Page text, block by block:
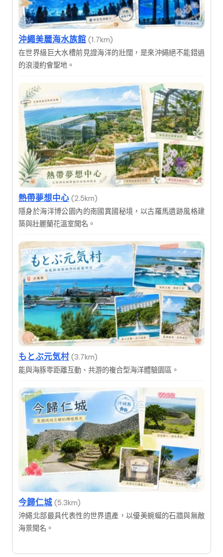
沖繩美麗海水族館 (1.7km)
在世界級巨大水槽前見證海洋的壯闊，是來沖繩絕不能錯過
的浪漫約會聖地。
熱帶夢想中心 (2.5km)
隱身於海洋博公園內的南國異國秘境，以古羅馬遺跡風格建
築與壯麗蘭花溫室聞名。
もとぶ元気村 (3.7km)
能與海豚零距離互動、共游的複合型海洋體驗園區。
今歸仁城 (5.3km)
沖繩北部最具代表性的世界遺產，以優美蜿蜒的石牆與無敵
海景聞名。